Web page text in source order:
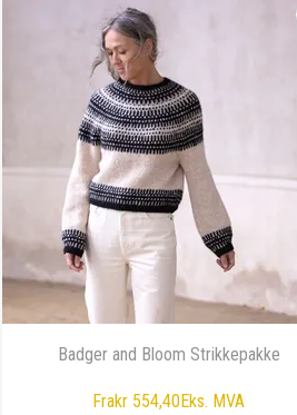
Badger and Bloom Strikkepakke
Frakr 554,40Eks. MVA